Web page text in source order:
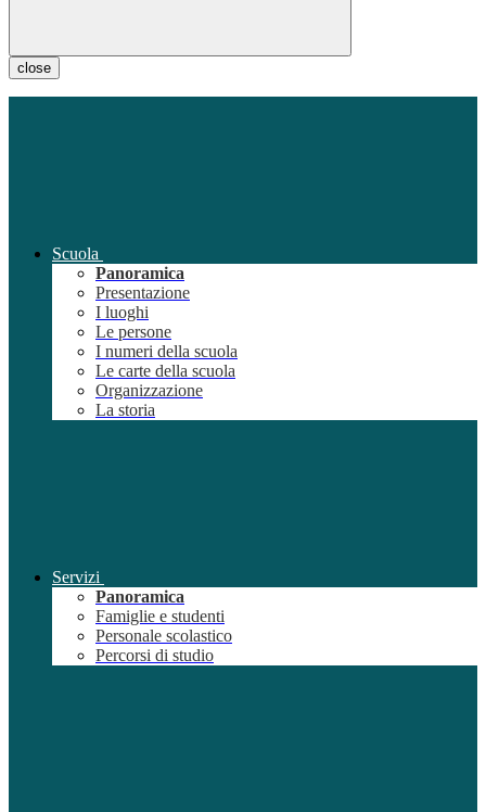
close
Scuola
Panoramica
Presentazione
I luoghi
Le persone
I numeri della scuola
Le carte della scuola
Organizzazione
La storia
Servizi
Panoramica
Famiglie e studenti
Personale scolastico
Percorsi di studio